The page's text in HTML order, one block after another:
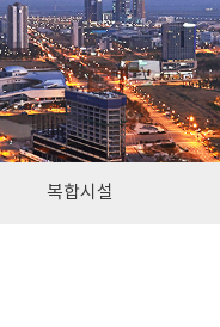
복합시설